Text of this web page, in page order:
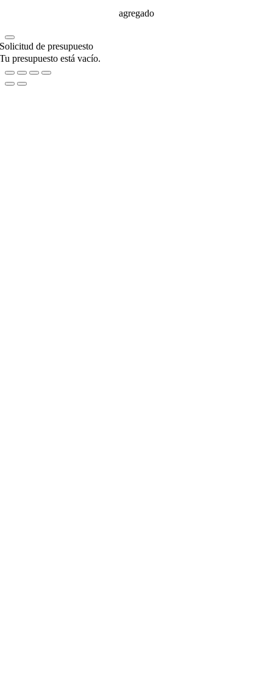
agregado
Solicitud de presupuesto
Tu presupuesto está vacío.